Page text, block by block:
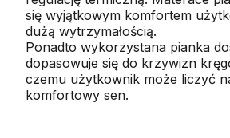
się wyjątkowym komfortem
dużą wytrzymałością.
Ponadto wykorzystana pianka
dopasowuje się do krzywizn
czemu użytkownik może liczyć
komfortowy sen.